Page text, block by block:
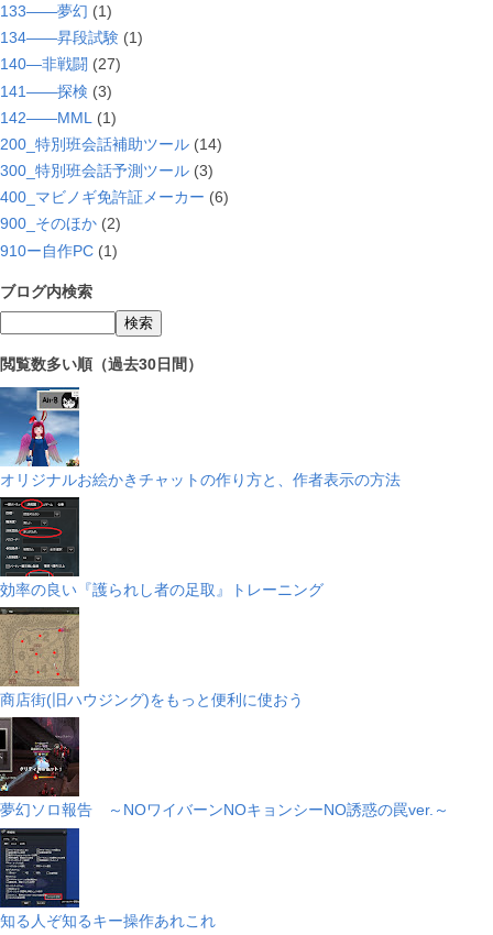
133――夢幻 (1)
134――昇段試験 (1)
140―非戦闘 (27)
141――探検 (3)
142――MML
(1)
200_特別班会話補助ツール (14)
300_特別班会話予測ツール (3)
400_マビノギ免許証メーカー (6)
900_そのほか (2)
910ー自作PC (1)
ブログ内検索
閲覧数多い順（過去30日間）
オリジナルお絵かきチャットの作り方と、作者表示の方法
効率の良い『護られし者の足取』トレーニング
商店街(旧ハウジング)をもっと便利に使おう
夢幻ソロ報告 ～NOワイバーンNOキョンシーNO誘惑の罠ver.～
知る人ぞ知るキー操作あれこれ